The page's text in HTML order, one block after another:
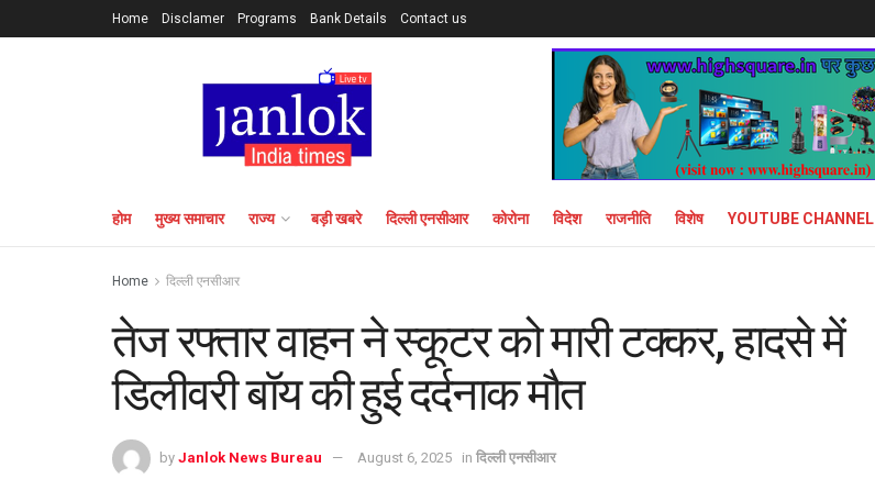
Home Disclamer Programs Bank Details Contact us
होम मुख्य समाचार राज्य बड़ी खबरे दिल्ली एनसीआर कोरोना विदेश राजनीति विशेष YOUTUBE CHANNEL
Home दिल्ली एनसीआर
तेज रफ्तार वाहन ने स्कूटर को मारी टक्कर, हादसे में
डिलीवरी बॉय की हुई दर्दनाक मौत
by Janlok News Bureau August 6, 2025 in दिल्ली एनसीआर